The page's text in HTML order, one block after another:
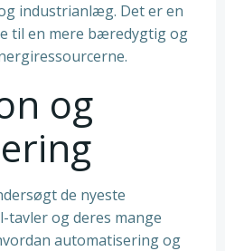
industrianlæg. Det er en
til en mere bæredygtig og
og
de nyeste
og deres mange
automatisering og